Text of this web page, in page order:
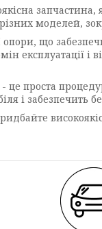
моделей,
що
експлуатації і
проста
і забезпечить